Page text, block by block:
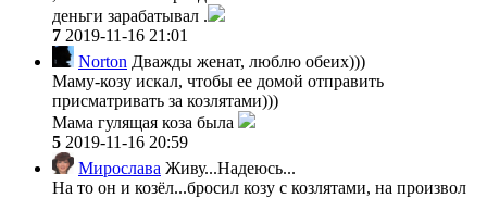
деньги зарабатывал .
7 2019-11-16 21:01
Norton Дважды женат, люблю обеих)))
Маму-козу искал, чтобы ее домой отправить
присматривать за козлятами)))
Мама гулящая коза была
5 2019-11-16 20:59
Мирослава Живу...Надеюсь...
На то он и козёл...бросил козу с козлятами, на произвол